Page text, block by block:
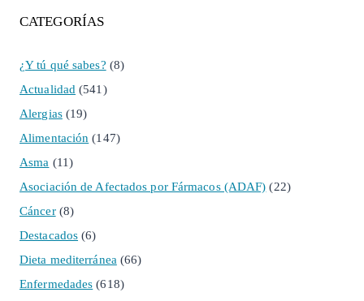
CATEGORÍAS
¿Y tú qué sabes? (8)
Actualidad (541)
Alergias(19)
Alimentación (147)
Asma (11)
Asociación de Afectados por Fármacos (ADAF) (22)
Cáncer(8)
Destacados (6)
Dieta mediterránea(66)
Enfermedades (618)